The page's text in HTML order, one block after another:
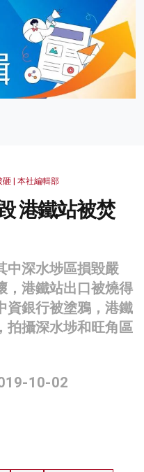
| 本社編輯部
港鐵站被焚
中深水埗區損毀嚴
，港鐵站出口被燒得
資銀行被塗鴉，港鐵
拍攝深水埗和旺角區
10-02